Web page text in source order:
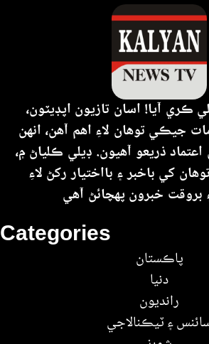
Categories
پاڪستان
دنيا
رانديون
۽ ٽيڪنالاجي
ڪري آيا! اسان تازيون اپڊيٽون،
جيڪي توهان لاءِ اهم آهن، انهن
ذريعو آهيون. ڊيلي ڪلياڻ ۾،
کي باخبر ۽ بااختيار رکڻ لاءِ